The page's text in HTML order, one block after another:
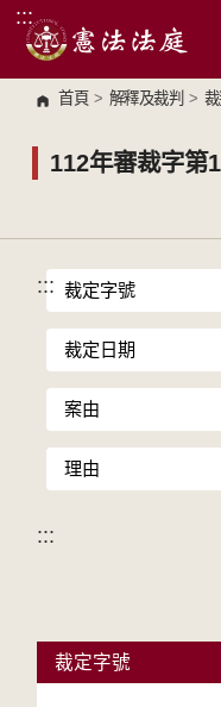
跳到主要內容區塊
:::
首頁 > 解釋及裁判 > 裁
112年審裁字第
::: 裁定字號
裁定日期
案由
理由
:::
裁定字號